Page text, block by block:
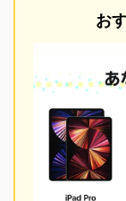
の教会など、田
詰まった見応え
でご注意くださ
お